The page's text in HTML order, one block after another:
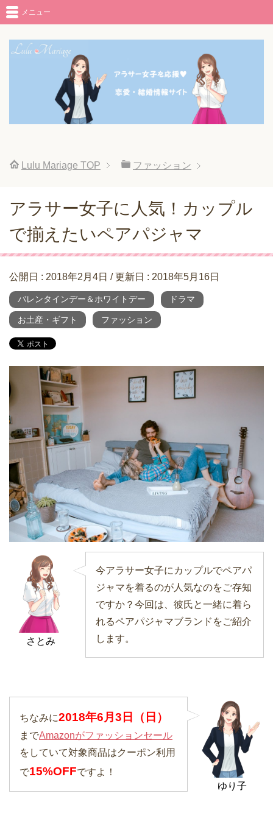
メニュー
Lulu Mariage TOP ファッション
アラサー女子に人気！カップル
で揃えたいペアパジャマ
公開日 : 2018年2月4日 / 更新日 : 2018年5月16日
バレンタインデー＆ホワイトデー ドラマ
お土産・ギフト ファッション
さとみ
今アラサー女子にカップルでペアパ
ジャマを着るのが人気なのをご存知
ですか？今回は、彼氏と一緒に着ら
れるペアパジャマブランドをご紹介
します。
ゆり子
ちなみに2018年6月3日（日）
までAmazonがファッションセール
をしていて対象商品はクーポン利用
で15%OFFですよ！